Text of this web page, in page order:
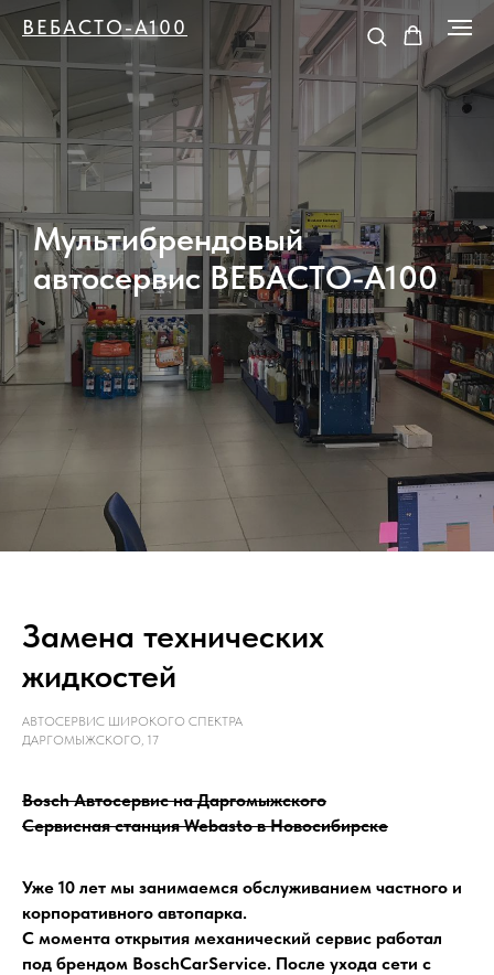
ВЕБАСТО-А100
Мультибрендовый
автосервис ВЕБАСТО-А100
Замена технических
жидкостей
АВТОСЕРВИС ШИРОКОГО СПЕКТРА
ДАРГОМЫЖСКОГО, 17
Bosch Автосервис на Даргомыжского
Сервисная станция Webasto в Новосибирске
Уже 10 лет мы занимаемся обслуживанием частного и
корпоративного автопарка.
С момента открытия механический сервис работал
под брендом BoschCarService. После ухода сети с